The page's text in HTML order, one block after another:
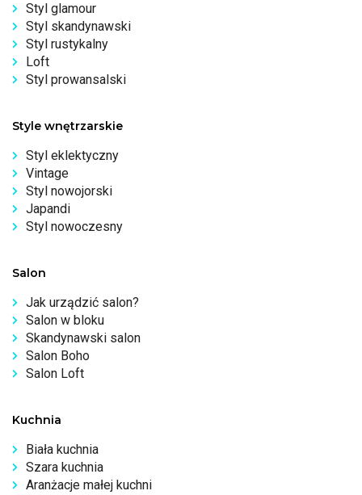
Styl glamour
Styl skandynawski
Styl rustykalny
Loft
Styl prowansalski
Style wnętrzarskie
Styl eklektyczny
Vintage
Styl nowojorski
Japandi
Styl nowoczesny
Salon
Jak urządzić salon?
Salon w bloku
Skandynawski salon
Salon Boho
Salon Loft
Kuchnia
Biała kuchnia
Szara kuchnia
Aranżacje małej kuchni